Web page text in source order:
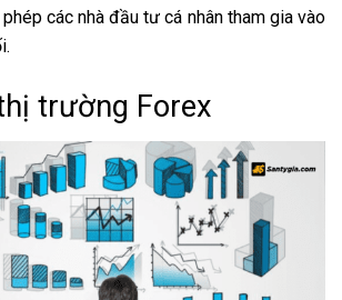
các nhà đầu tư cá nhân tham gia vào
trường Forex